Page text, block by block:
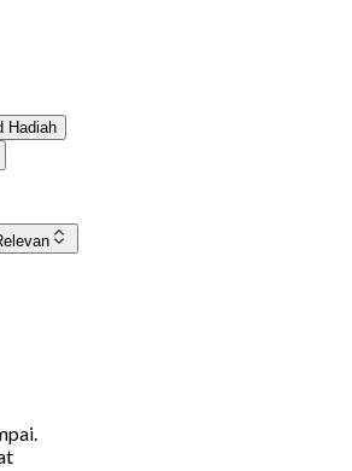
Hadiah